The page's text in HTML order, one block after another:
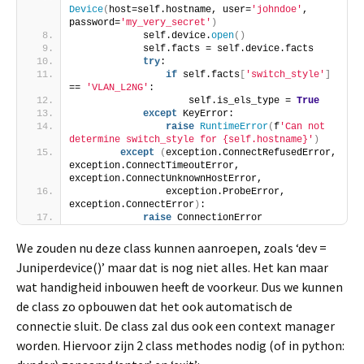
Device( host=self.hostname, user= 'johndoe' ,
password= 'my_very_secret' )
            self.device.
open()
            self.facts = self.device.facts
try:
if self.facts 'switch_style'
==
'VLAN_L2NG' :
                    self.is_els_type =
True
except KeyError:
raise RuntimeError(f 'Can not
determine switch_style for {self.hostname}' )
except
(exception.ConnectRefusedError,
exception.ConnectTimeoutError,
exception.ConnectUnknownHostError,
                exception.ProbeError,
exception.ConnectError ) :
raise ConnectionError
We zouden nu deze class kunnen aanroepen, zoals ‘dev =
Juniperdevice()’ maar dat is nog niet alles. Het kan maar
wat handigheid inbouwen heeft de voorkeur. Dus we kunnen
de class zo opbouwen dat het ook automatisch de
connectie sluit. De class zal dus ook een context manager
worden. Hiervoor zijn 2 class methodes nodig (of in python: